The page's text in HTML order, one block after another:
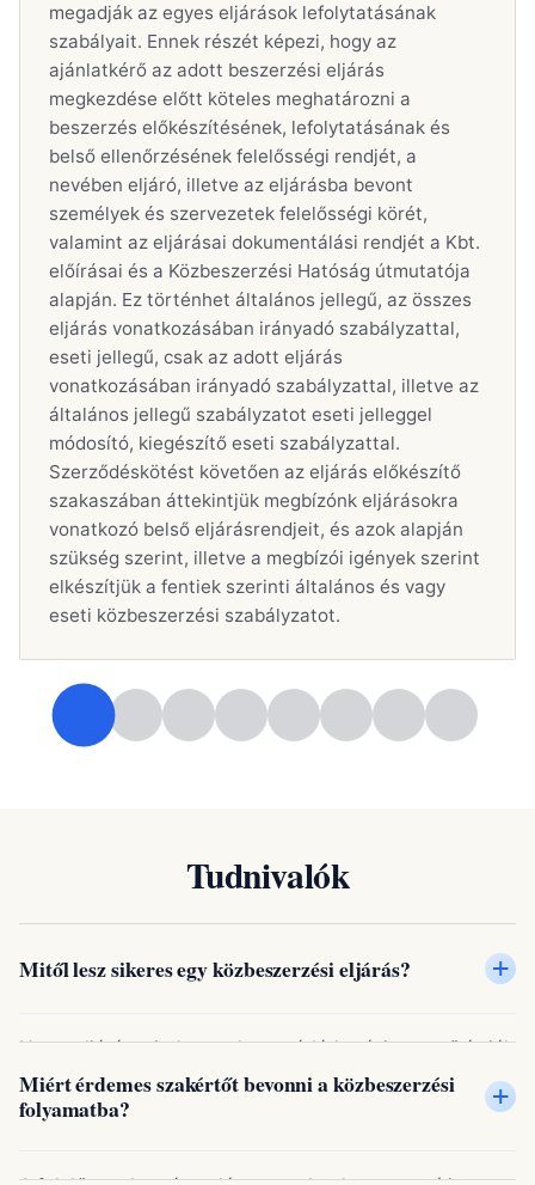
megadják az egyes eljárások lefolytatásának
szabályait. Ennek részét képezi, hogy az
ajánlatkérő az adott beszerzési eljárás
megkezdése előtt köteles meghatározni a
beszerzés előkészítésének, lefolytatásának és
belső ellenőrzésének felelősségi rendjét, a
nevében eljáró, illetve az eljárásba bevont
személyek és szervezetek felelősségi körét,
valamint az eljárásai dokumentálási rendjét a Kbt.
előírásai és a Közbeszerzési Hatóság útmutatója
alapján. Ez történhet általános jellegű, az összes
eljárás vonatkozásában irányadó szabályzattal,
eseti jellegű, csak az adott eljárás
vonatkozásában irányadó szabályzattal, illetve az
általános jellegű szabályzatot eseti jelleggel
módosító, kiegészítő eseti szabályzattal.
Szerződéskötést követően az eljárás előkészítő
szakaszában áttekintjük megbízónk eljárásokra
vonatkozó belső eljárásrendjeit, és azok alapján
szükség szerint, illetve a megbízói igények szerint
elkészítjük a fentiek szerinti általános és vagy
eseti közbeszerzési szabályzatot.
Tudnivalók
Mitől lesz sikeres egy közbeszerzési eljárás? +
Ha az eljárás minden szakasza átlátható, jogszerű és jól
dokumentált, az biztosítja a gördülékeny lebonyolítást
és a támadhatatlan eredményt. Ez alapvető, ha az
Miért érdemes szakértőt bevonni a közbeszerzési
folyamatba?
+